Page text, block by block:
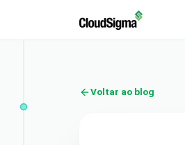
Voltar ao blog